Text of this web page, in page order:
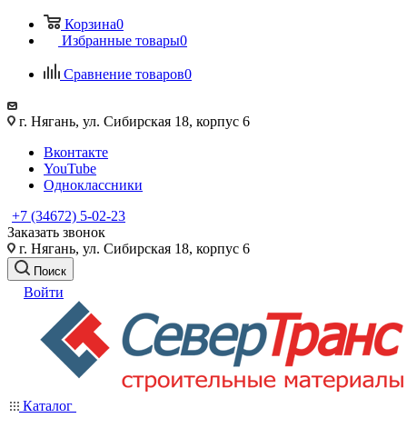
Корзина0
Избранные товары0
Сравнение товаров0
г. Нягань, ул. Сибирская 18, корпус 6
Вконтакте
YouTube
Одноклассники
+7 (34672) 5-02-23
Заказать звонок
г. Нягань, ул. Сибирская 18, корпус 6
Поиск
Войти
Каталог